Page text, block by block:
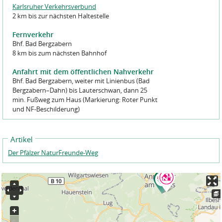
Karlsruher Verkehrsverbund
2 km bis zur nächsten Haltestelle
Fernverkehr
Bhf. Bad Bergzabern
8 km bis zum nächsten Bahnhof
Anfahrt mit dem öffentlichen Nahverkehr
Bhf. Bad Bergzabern, weiter mit Linienbus (Bad
Bergzabern–Dahn) bis Lauterschwan, dann 25
min. Fußweg zum Haus (Markierung: Roter Punkt
und NF-Beschilderung)
Artikel
Der Pfälzer NaturFreunde-Weg